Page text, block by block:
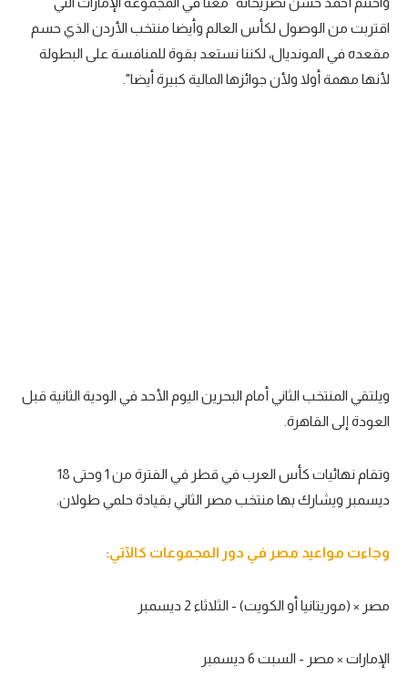
اقتربت من الوصول لكأس العالم وأيضا منتخب الأردن الذي حسم
مقعده في المونديال، لكننا نستعد بقوة للمنافسة على البطولة
لأنها مهمة أولا ولأن جوائزها المالية كبيرة أيضا".
ويلتقي المنتخب الثاني أمام البحرين اليوم الأحد في الودية الثانية قبل
العودة إلى القاهرة.
وتقام نهائيات كأس العرب في قطر في الفترة من 1 وحتى 18
ديسمبر ويشارك بها منتخب مصر الثاني بقيادة حلمي طولان.
وجاءت مواعيد مصر في دور المجموعات كالآتي:
مصر × (موريتانيا أو الكويت) - الثلاثاء 2 ديسمبر
الإمارات × مصر - السبت 6 ديسمبر